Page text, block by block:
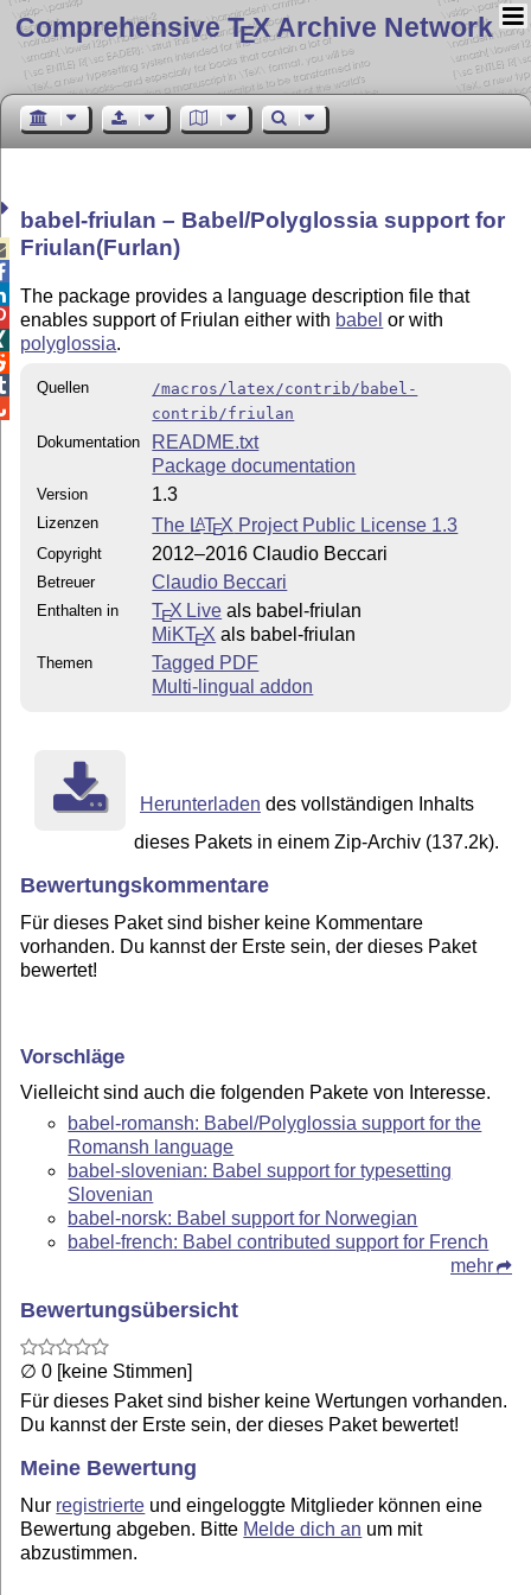
Comprehensive TEX Archive Network
babel-friulan – Babel/Polyglossia support for
Friulan(Furlan)
The package provides a language description file that
enables support of Friulan either with babel or with
polyglossia.
Quellen
/macros/latex/contrib/babel-
contrib/friulan
Dokumentation
README.txt
Package documentation
Version 1.3
Lizenzen The LATEX Project Public License 1.3
Copyright 2012–2016 Claudio Beccari
Betreuer Claudio Beccari
Enthalten in TEX Live als babel-friulan
MiKTEX als babel-friulan
Themen
Tagged PDF
Multi-lingual addon
Herunterladen des vollständigen Inhalts
dieses Pakets in einem Zip-Archiv (137.2k).
Bewertungskommentare
Für dieses Paket sind bisher keine Kommentare
vorhanden. Du kannst der Erste sein, der dieses Paket
bewertet!
Vorschläge
Vielleicht sind auch die folgenden Pakete von Interesse.
babel-romansh: Babel/Polyglossia support for the
Romansh language
babel-slovenian: Babel support for typesetting
Slovenian
babel-norsk: Babel support for Norwegian
babel-french: Babel contributed support for French
mehr
Bewertungsübersicht
∅ 0 [keine Stimmen]
Für dieses Paket sind bisher keine Wertungen vorhanden.
Du kannst der Erste sein, der dieses Paket bewertet!
Meine Bewertung
Nur registrierte und eingeloggte Mitglieder können eine
Bewertung abgeben. Bitte Melde dich an um mit
abzustimmen.